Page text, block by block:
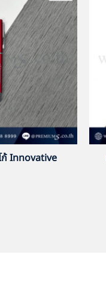
ก้ Innovative